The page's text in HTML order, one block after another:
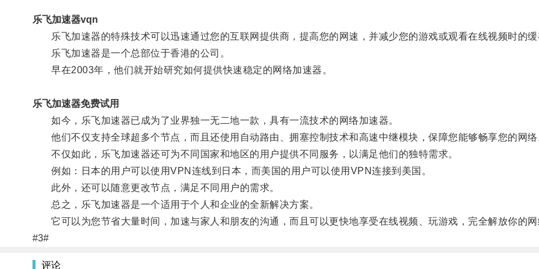
乐飞加速器vqn
乐飞加速器的特殊技术可以迅速通过您的互联网提供商，提高您的网速，并减少您的游戏或观看在线视频时的
乐飞加速器是一个总部位于香港的公司。
早在2003年，他们就开始研究如何提供快速稳定的网络加速器。
乐飞加速器免费试用
如今，乐飞加速器已成为了业界独一无二地一款，具有一流技术的网络加速器。
他们不仅支持全球超多个节点，而且还使用自动路由、拥塞控制技术和高速中继模块，保障您能够畅享您的网
不仅如此，乐飞加速器还可为不同国家和地区的用户提供不同服务，以满足他们的独特需求。
例如：日本的用户可以使用VPN连线到日本，而美国的用户可以使用VPN连接到美国。
此外，还可以随意更改节点，满足不同用户的需求。
总之，乐飞加速器是一个适用于个人和企业的全新解决方案。
它可以为您节省大量时间，加速与家人和朋友的沟通，而且可以更快地享受在线视频、玩游戏，完全解放你的
#3#
评论